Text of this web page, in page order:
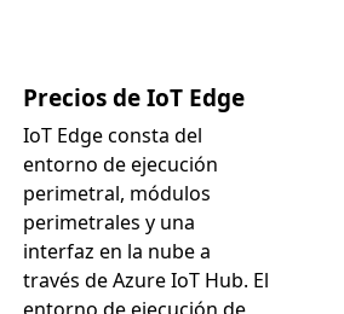
Precios de IoT Edge
IoT Edge consta del
entorno de ejecución
perimetral, módulos
perimetrales y una
interfaz en la nube a
través de Azure IoT Hub. El